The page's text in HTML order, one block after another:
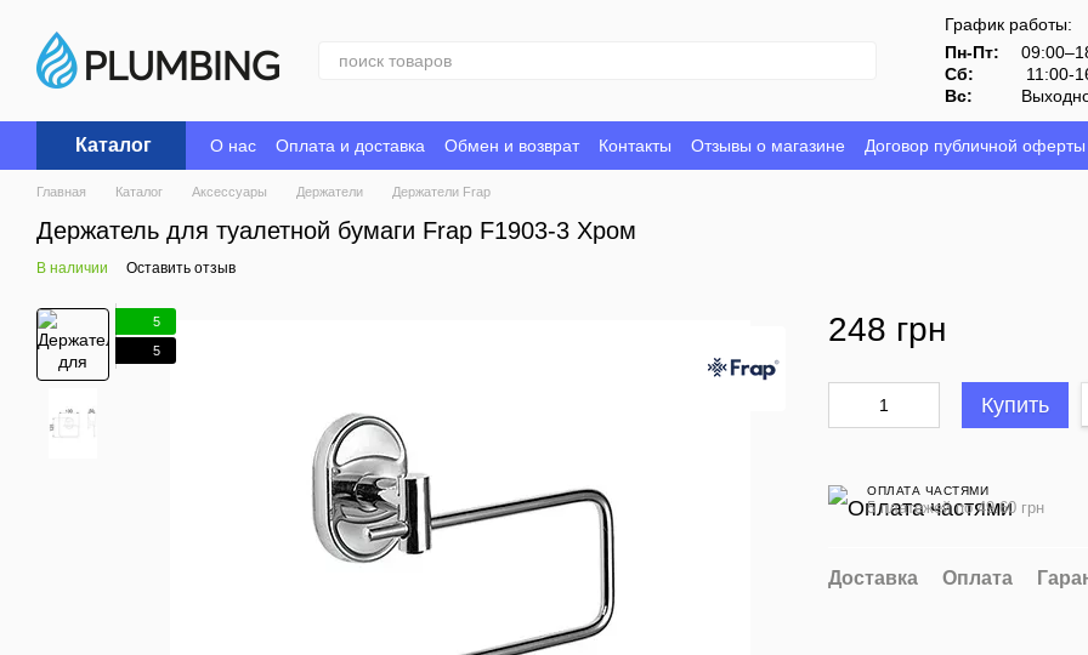
График работы:
Пн-Пт:
Сб:
11:00-
Вс:
Каталог О нас Оплата и доставка Обмен и возврат Контакты Отзывы о магазине Договор публичной оферты
Главная Каталог Аксессуары Держатели Держатели Frap
Держатель для туалетной бумаги Frap F1903-3 Хром
В наличии Оставить отзыв
5
5
248 грн
Купить
ОПЛАТА ЧАСТЯМИ
5 платежей по 49.60 грн
Доставка Оплата